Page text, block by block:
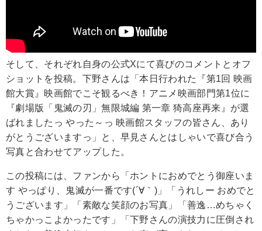
そして、それぞれ自身の公式Xにて喜びのコメントとオフ
ショットを投稿。下野さんは「本日行われた『第1回 映画
館大賞』映画館でこそ観るべき！アニメ映画部門第1位に
『劇場版「鬼滅の刃」無限城編 第一章 猗高座再来』が選
ばれましたっ やった～っ 映画館スタッフの皆さん、あり
がとうございますっ」と、早見さんとはしゃいで喜び合う
写真と合わせてアップした。
この投稿には、ファンから「ホントにおめでとう御座いま
す やっぱり、鬼滅が一番です(´∀｀)」「うれしー おめでと
うございます」「素敵な笑顔のお写真」「善逸…めちゃく
ちゃかっこよかったです」「下野さんの演技力に圧倒され